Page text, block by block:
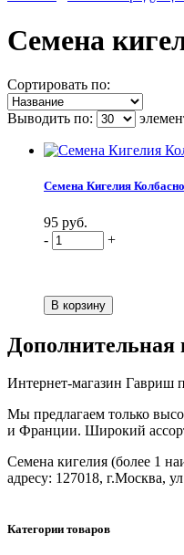
Семена
Сортировать по:
Выводить по:
Семена Кигелия
95 руб.
-
+
Интернет-магазин Гавриш
Мы предлагаем только
и Франции. Широкий
Семена кигелия (более 1
адресу: 127018, г.Москва,
Категории товаров